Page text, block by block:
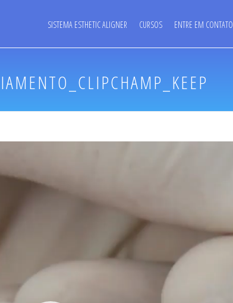
SISTEMA ESTHETIC ALIGNER CURSOS ENTRE EM CONTATO